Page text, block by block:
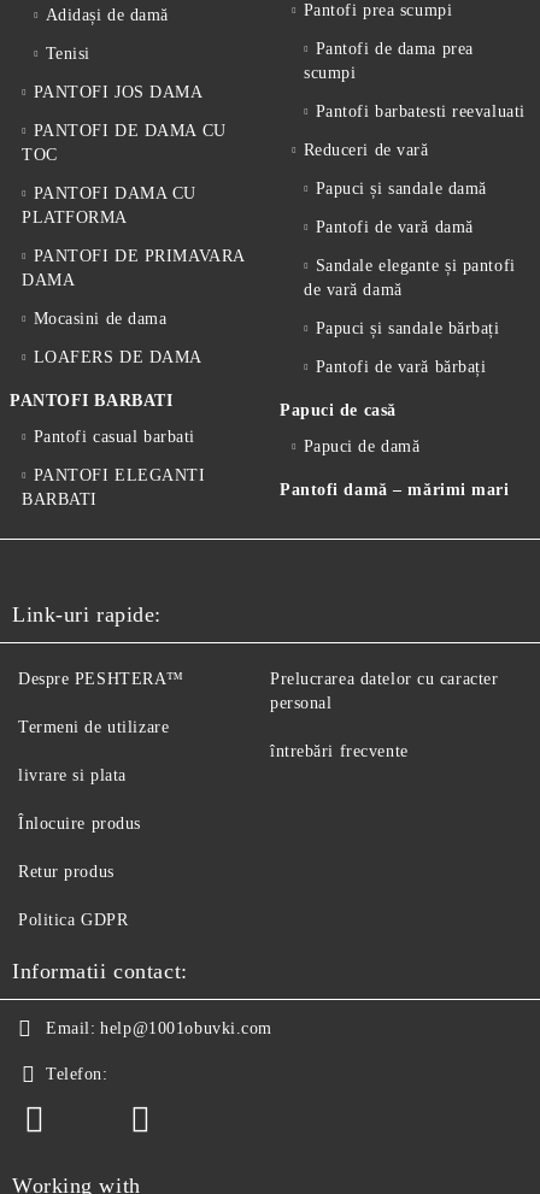
Adidași de damă
Tenisi
PANTOFI JOS DAMA
PANTOFI DE DAMA CU
TOC
PANTOFI DAMA CU
PLATFORMA
PANTOFI DE PRIMAVARA
DAMA
Mocasini de dama
LOAFERS DE DAMA
PANTOFI BARBATI
Pantofi casual barbati
PANTOFI ELEGANTI
BARBATI
Pantofi prea scumpi
Pantofi de dama prea
scumpi
Pantofi barbatesti reevaluati
Reduceri de vară
Papuci și sandale damă
Pantofi de vară damă
Sandale elegante și pantofi
de vară damă
Papuci și sandale bărbați
Pantofi de vară bărbați
Papuci de casă
Papuci de damă
Pantofi damă – mărimi mari
Link-uri rapide:
Despre PESHTERA™
Termeni de utilizare
livrare si plata
Înlocuire produs
Retur produs
Politica GDPR
Prelucrarea datelor cu caracter
personal
întrebări frecvente
Informatii contact:
Email: help@1001obuvki.com
Telefon:
Working with